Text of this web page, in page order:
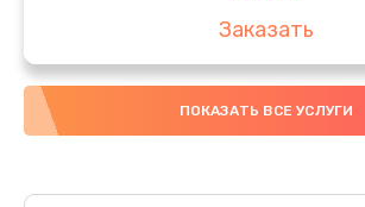
Заказать
Замена
4000 руб.
ПОКАЗАТЬ ВСЕ УСЛУГИ